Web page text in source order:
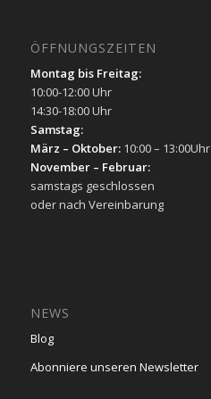
ÖFFNUNGSZEITEN
Montag bis Freitag:
10:00-12:00 Uhr
14:30-18:00 Uhr
Samstag:
März – Oktober:10:00 – 13:00Uhr
November – Februar:
samstags geschlossen
oder nach Vereinbarung
NEWS
Blog
Abonniere unseren Newsletter